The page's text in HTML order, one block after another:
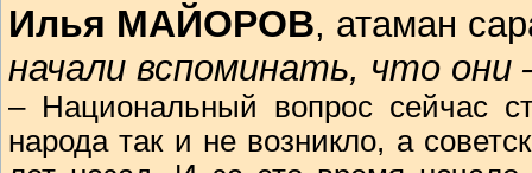
Илья МАЙОРОВ, атаман
начали вспоминать, что они
– Национальный вопрос сейчас
народа так и не возникло, а